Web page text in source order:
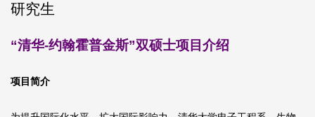
研究生
“清华-约翰霍普金斯”双硕士项目介绍
项目简介